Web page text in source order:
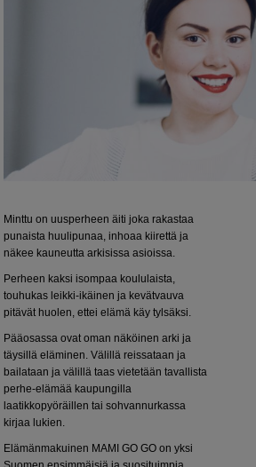
Minttu on uusperheen äiti joka rakastaa
punaista huulipunaa, inhoaa kiirettä ja
näkee kauneutta arkisissa asioissa.
Perheen kaksi isompaa koululaista,
touhukas leikki-ikäinen ja kevätvauva
pitävät huolen, ettei elämä käy tylsäksi.
Pääosassa ovat oman näköinen arki ja
täysillä eläminen. Välillä reissataan ja
bailataan ja välillä taas vietetään tavallista
perhe-elämää kaupungilla
laatikkopyöräillen tai sohvannurkassa
kirjaa lukien.
Elämänmakuinen MAMI GO GO on yksi